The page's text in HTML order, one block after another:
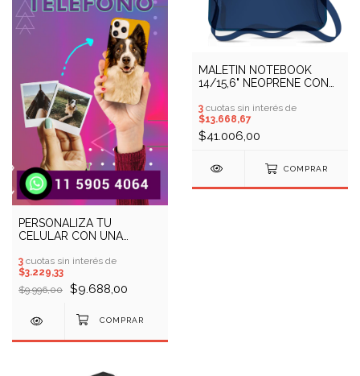
PERSONALIZA TU
CELULAR CON UNA
3 cuotas sin interés de
$3.229,33
$9.996,00
$9.688,00
MALETIN NOTEBOOK
14/15,6" NEOPRENE CON
17100005)
3 cuotas sin interés de
$13.668,67
$41.006,00
COMPRAR